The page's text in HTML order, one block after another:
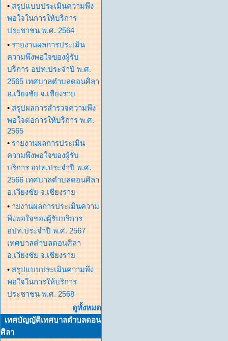
• สรุปแบบประเมินความพึง
พอใจในการให้บริการ
ประชาชน พ.ศ. 2564
• รายงานผลการประเมิน
ความพึงพอใจของผู้รับ
บริการ อปท.ประจำปี พ.ศ.
2565 เทศบาลตำบลดอนศิลา
อ.เวียงชัย จ.เชียงราย
• สรุปผลการสำรวจความพึง
พอใจต่อการให้บริการ พ.ศ.
2565
• รายงานผลการประเมิน
ความพึงพอใจของผู้รับ
บริการ อปท.ประจำปี พ.ศ.
2566 เทศบาลตำบลดอนศิลา
อ.เวียงชัย จ.เชียงราย
• ายงานผลการประเมินความ
พึงพอใจของผู้รับบริการ
อปท.ประจำปี พ.ศ. 2567
เทศบาลตำบลดอนศิลา
อ.เวียงชัย จ.เชียงราย
• สรุปแบบประเมินความพึง
พอใจในการให้บริการ
ประชาชน พ.ศ. 2568
ดูทั้งหมด
เทศบัญญัติเทศบาลตำบลดอน
ศิลา